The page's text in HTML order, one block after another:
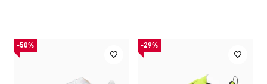
-50% -29%